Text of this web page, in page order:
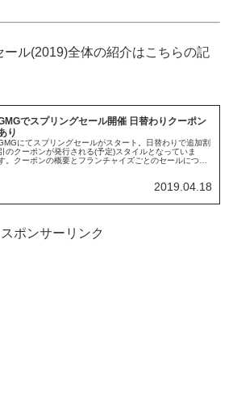
ール(2019)全体の紹介はこちらの記
でスプリングセール開催 日替わりクーポン
り
にてスプリングセールがスタート。日替わりで追加割
のクーポンが発行される(予定)スタイルとなっていま
。クーポンの概要とフランチャイズごとのセールについ
2019.04.18
スポンサーリンク